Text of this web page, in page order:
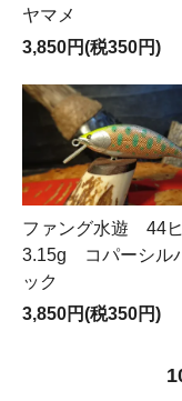
ヤマメ
3,850円(税350円)
ファング水遊 44
3.15g コパーシル
ック
3,850円(税350円)